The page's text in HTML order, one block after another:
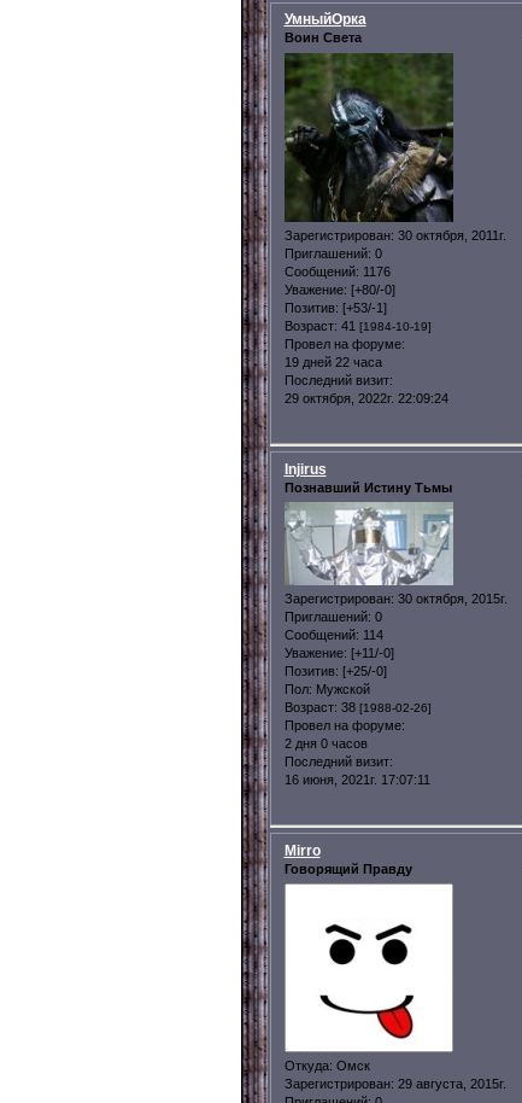
УмныйОрка
Воин Света
Зарегистрирован: 30 октября, 2011г.
Приглашений: 0
Сообщений: 1176
Уважение: [+80/-0]
Позитив: [+53/-1]
Возраст: 41 [1984-10-19]
Провел на форуме:
19 дней 22 часа
Последний визит:
29 октября, 2022г. 22:09:24
Injirus
Познавший Истину Тьмы
Зарегистрирован: 30 октября, 2015г.
Приглашений: 0
Сообщений: 114
Уважение: [+11/-0]
Позитив: [+25/-0]
Пол: Мужской
Возраст: 38 [1988-02-26]
Провел на форуме:
2 дня 0 часов
Последний визит:
16 июня, 2021г. 17:07:11
Mirro
Говорящий Правду
Откуда: Омск
Зарегистрирован: 29 августа, 2015г.